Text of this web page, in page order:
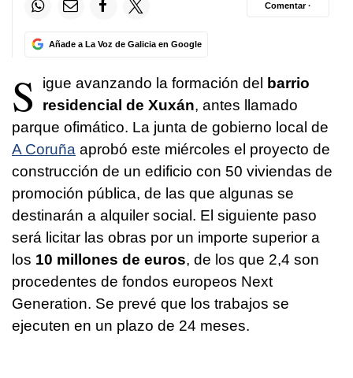
Añade a La Voz de Galicia en Google
Comentar ·
S igue avanzando la formación del barrio
residencial de Xuxán, antes llamado
parque ofimático. La junta de gobierno local de
A Coruña aprobó este miércoles el proyecto de
construcción de un edificio con 50 viviendas de
promoción pública, de las que algunas se
destinarán a alquiler social. El siguiente paso
será licitar las obras por un importe superior a
los 10 millones de euros, de los que 2,4 son
procedentes de fondos europeos Next
Generation. Se prevé que los trabajos se
ejecuten en un plazo de 24 meses.